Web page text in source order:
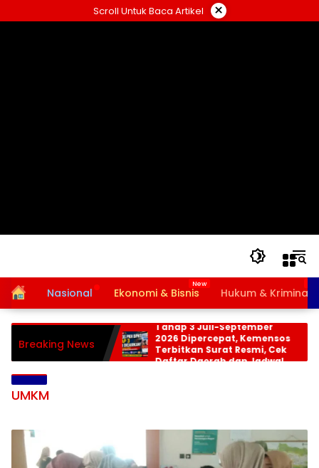
ke
Scroll Untuk Baca Artikel ×
HomeNasional Ekonomi & Bisnis Hukum & Kriminal
Breaking News
Bansos PKH dan BPNT
Tahap 3 Juli-September
2026 Dipercepat, Kemensos
Terbitkan Surat Resmi, Cek
Daftar Daerah dan Jadwal
UMKM